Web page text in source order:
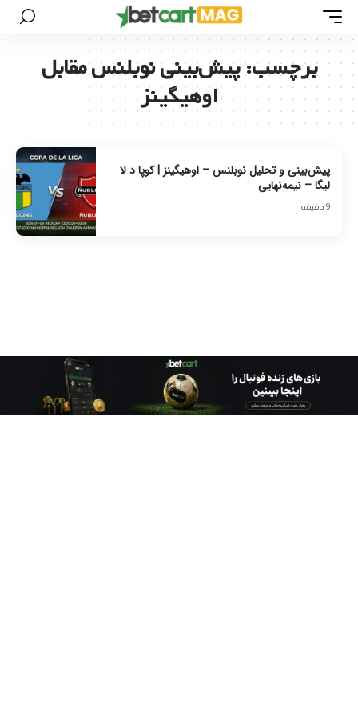
برچسب:پیش‌بینی نوبلنس مقابل
اوهیگینز
پیش‌بینی و تحلیل نوبلنس – اوهیگینز | کوپا د لا
لیگا – نیمه‌نهایی
9 دقیقه